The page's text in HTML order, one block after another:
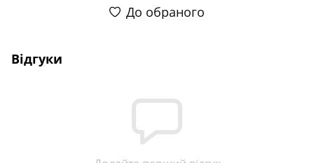
До обраного
Відгуки